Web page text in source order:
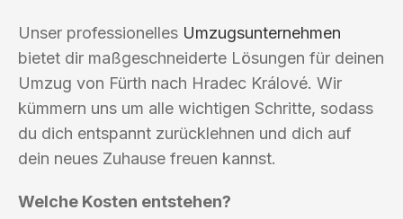
Unser professionelles Umzugsunternehmen
bietet dir maßgeschneiderte Lösungen für deinen
Umzug von Fürth nach Hradec Králové. Wir
kümmern uns um alle wichtigen Schritte, sodass
du dich entspannt zurücklehnen und dich auf
dein neues Zuhause freuen kannst.
Welche Kosten entstehen?